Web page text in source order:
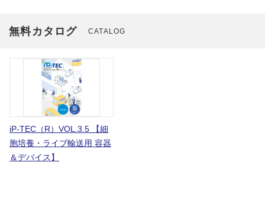
無料カタログ CATALOG
iP-TEC（R）VOL.3.5 【細
胞培養・ライブ輸送用 容器
＆デバイス】